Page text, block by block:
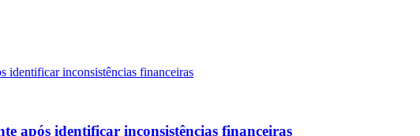
após identificar inconsistências financeiras